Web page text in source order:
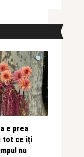
e prea
tot ce îți
nu